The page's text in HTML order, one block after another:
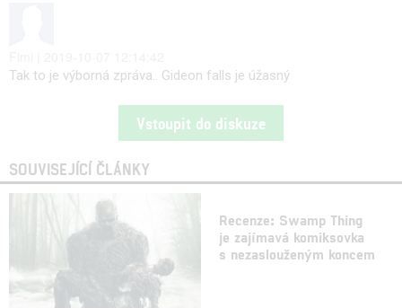
Tak to je výborná zpráva.. Gideon falls je úžasný
Vstoupit do diskuze
SOUVISEJÍCÍ ČLÁNKY
Recenze: Swamp Thing
je zajímavá komiksovka
s nezaslouženým koncem